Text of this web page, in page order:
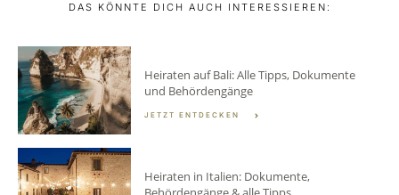
DAS KÖNNTE DICH AUCH INTERESSIEREN:
Heiraten auf Bali: Alle Tipps, Dokumente
und Behördengänge
JETZT ENTDECKEN
Heiraten in Italien: Dokumente,